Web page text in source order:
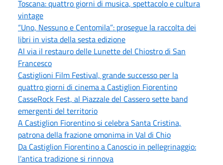
Toscana: quattro giorni di musica, spettacolo e cultura
vintage
“Uno, Nessuno e Centomila”: prosegue la raccolta dei
libri in vista della sesta edizione
Al via il restauro delle Lunette del Chiostro di San
Francesco
Castiglioni Film Festival, grande successo per la
quattro giorni di cinema a Castiglion Fiorentino
CasseRock Fest, al Piazzale del Cassero sette band
emergenti del territorio
A Castiglion Fiorentino si celebra Santa Cristina,
patrona della frazione omonima in Val di Chio
Da Castiglion Fiorentino a Canoscio in pellegrinaggio:
l’antica tradizione si rinnova